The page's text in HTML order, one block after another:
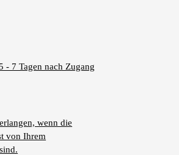
- 7 Tagen nach Zugang
wenn die
von Ihrem